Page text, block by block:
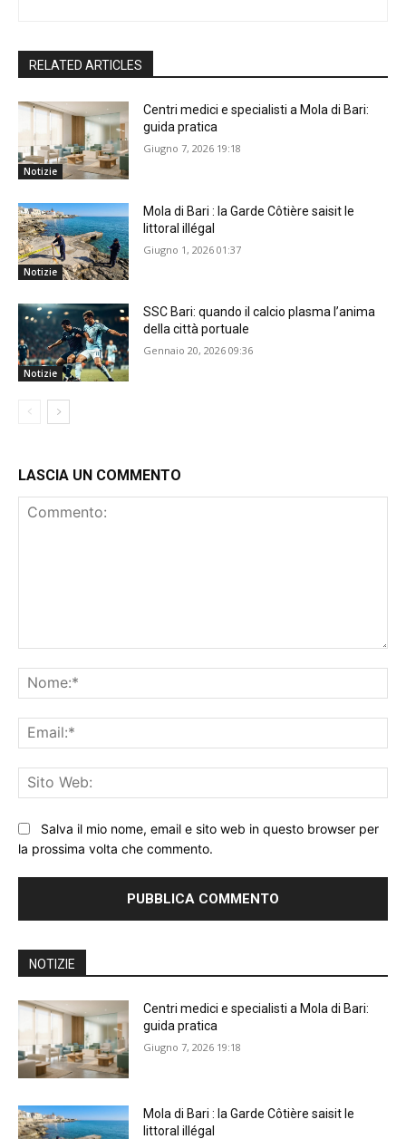
RELATED ARTICLES
Notizie
Centri medici e specialisti a Mola di Bari:
guida pratica
Giugno 7, 2026 19:18
Notizie
Mola di Bari : la Garde Côtière saisit le
littoral illégal
Giugno 1, 2026 01:37
Notizie
SSC Bari: quando il calcio plasma l’anima
della città portuale
Gennaio 20, 2026 09:36
LASCIA UN COMMENTO
Salva il mio nome, email e sito web in questo browser per
la prossima volta che commento.
NOTIZIE
Centri medici e specialisti a Mola di Bari:
guida pratica
Giugno 7, 2026 19:18
Mola di Bari : la Garde Côtière saisit le
littoral illégal